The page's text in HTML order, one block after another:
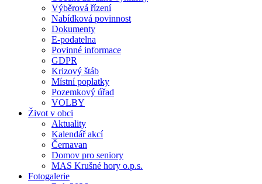
Výběrová řízení
Nabídková povinnost
Dokumenty
E-podatelna
Povinné informace
GDPR
Krizový štáb
Místní poplatky
Pozemkový úřad
VOLBY
Život v obci
Aktuality
Kalendář akcí
Černavan
Domov pro seniory
MAS Krušné hory o.p.s.
Fotogalerie